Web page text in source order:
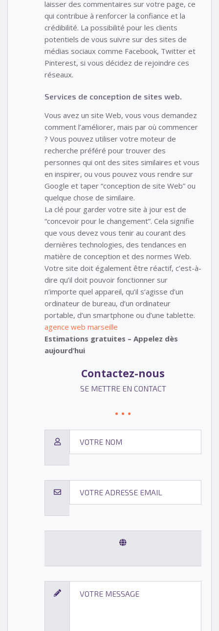
laisser des commentaires sur votre page, ce
qui contribue à renforcer la confiance et la
crédibilité. La possibilité pour les clients
potentiels de vous suivre sur des sites de
médias sociaux comme Facebook, Twitter et
Pinterest, si vous décidez de rejoindre ces
réseaux.
Services de conception de sites web.
Vous avez un site Web, vous vous demandez
comment l’améliorer, mais par où commencer
? Vous pouvez utiliser votre moteur de
recherche préféré pour trouver des
personnes qui ont des sites similaires et vous
en inspirer, ou vous pouvez vous rendre sur
Google et taper “conception de site Web” ou
quelque chose de similaire.
La clé pour garder votre site à jour est de
“concevoir pour le changement”. Cela signifie
que vous devez vous tenir au courant des
dernières technologies, des tendances en
matière de conception et des normes Web.
Votre site doit également être réactif, c’est-à-
dire qu’il doit pouvoir fonctionner sur
n’importe quel appareil, qu’il s’agisse d’un
ordinateur de bureau, d’un ordinateur
portable, d’un smartphone ou d’une tablette.
agence web marseille
Estimations gratuites – Appelez dès
aujourd’hui
Contactez-nous
SE METTRE EN CONTACT